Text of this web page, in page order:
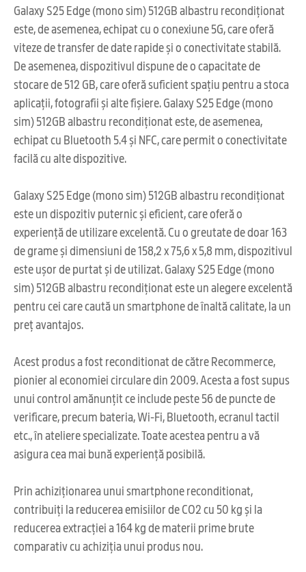
Galaxy S25 Edge (mono sim) 512GB albastru recondiționat
este, de asemenea, echipat cu o conexiune 5G, care oferă
viteze de transfer de date rapide și o conectivitate stabilă.
De asemenea, dispozitivul dispune de o capacitate de
stocare de 512 GB, care oferă suficient spațiu pentru a stoca
aplicații, fotografii și alte fișiere. Galaxy S25 Edge (mono
sim) 512GB albastru recondiționat este, de asemenea,
echipat cu Bluetooth 5.4 și NFC, care permit o conectivitate
facilă cu alte dispozitive.
Galaxy S25 Edge (mono sim) 512GB albastru recondiționat
este un dispozitiv puternic și eficient, care oferă o
experiență de utilizare excelentă. Cu o greutate de doar 163
de grame și dimensiuni de 158,2 x 75,6 x 5,8 mm, dispozitivul
este ușor de purtat și de utilizat. Galaxy S25 Edge (mono
sim) 512GB albastru recondiționat este un alegere excelentă
pentru cei care caută un smartphone de înaltă calitate, la un
preț avantajos.
Acest produs a fost reconditionat de către Recommerce,
pionier al economiei circulare din 2009. Acesta a fost supus
unui control amănunțit ce include peste 56 de puncte de
verificare, precum bateria, Wi-Fi, Bluetooth, ecranul tactil
etc., în ateliere specializate. Toate acestea pentru a vă
asigura cea mai bună experiență posibilă.
Prin achiziționarea unui smartphone reconditionat,
contribuiți la reducerea emisiilor de CO2 cu 50 kg și la
reducerea extracției a 164 kg de materii prime brute
comparativ cu achiziția unui produs nou.